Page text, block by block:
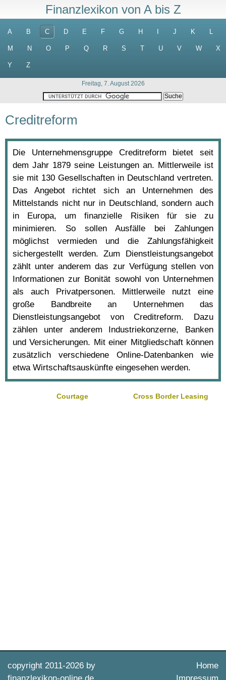
Finanzlexikon von A bis Z
A B C D E F G H J K L
M N O P Q R S T U V W X
Y Z
Freitag, 7. August 2026
Creditreform
Die Unternehmensgruppe Creditreform bietet seit
dem Jahr 1879 seine Leistungen an. Mittlerweile ist
sie mit 130 Gesellschaften in Deutschland vertreten.
Das Angebot richtet sich an Unternehmen des
Mittelstands nicht nur in Deutschland, sondern auch
in Europa, um finanzielle Risiken für sie zu
minimieren. So sollen Ausfälle bei Zahlungen
möglichst vermieden und die Zahlungsfähigkeit
sichergestellt werden. Zum Dienstleistungsangebot
zählt unter anderem das zur Verfügung stellen von
Informationen zur Bonität sowohl von Unternehmen
als auch Privatpersonen. Mittlerweile nutzt eine
große Bandbreite an Unternehmen das
Dienstleistungsangebot von Creditreform. Dazu
zählen unter anderem Industriekonzerne, Banken
und Versicherungen. Mit einer Mitgliedschaft können
zusätzlich verschiedene Online-Datenbanken wie
etwa Wirtschaftsauskünfte eingesehen werden.
Courtage Cross Border Leasing
copyright 2011-2026 by
Home